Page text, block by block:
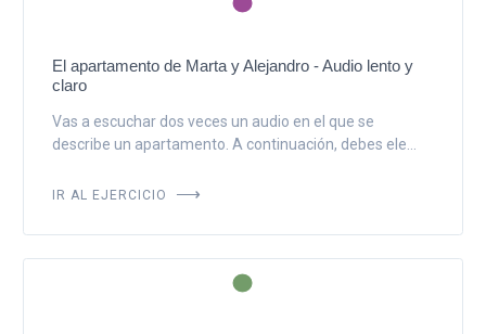
El apartamento de Marta y Alejandro - Audio lento y
claro
Vas a escuchar dos veces un audio en el que se
describe un apartamento. A continuación, debes ele...
IR AL EJERCICIO